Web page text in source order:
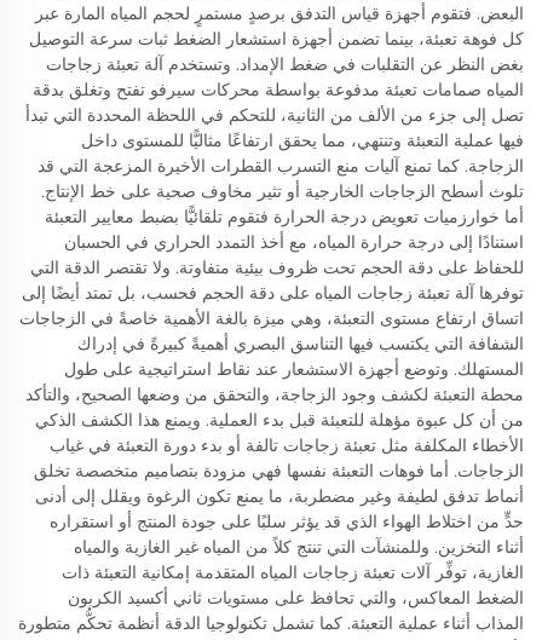
البعض. فتقوم أجهزة قياس التدفق برصدٍ مستمرٍ لحجم المياه المارة عبر
كل فوهة تعبئة، بينما تضمن أجهزة استشعار الضغط ثبات سرعة التوصيل
بغض النظر عن التقلبات في ضغط الإمداد. وتستخدم آلة تعبئة زجاجات
المياه صمامات تعبئة مدفوعة بواسطة محركات سيرفو تفتح وتغلق بدقة
تصل إلى جزء من الألف من الثانية، للتحكم في اللحظة المحددة التي تبدأ
فيها عملية التعبئة وتنتهي، مما يحقق ارتفاعًا مثاليًّا للمستوى داخل
الزجاجة. كما تمنع آليات منع التسرب القطرات الأخيرة المزعجة التي قد
تلوث أسطح الزجاجات الخارجية أو تثير مخاوف صحية على خط الإنتاج.
أما خوارزميات تعويض درجة الحرارة فتقوم تلقائيًّا بضبط معايير التعبئة
استنادًا إلى درجة حرارة المياه، مع أخذ التمدد الحراري في الحسبان
للحفاظ على دقة الحجم تحت ظروف بيئية متفاوتة. ولا تقتصر الدقة التي
توفرها آلة تعبئة زجاجات المياه على دقة الحجم فحسب، بل تمتد أيضًا إلى
اتساق ارتفاع مستوى التعبئة، وهي ميزة بالغة الأهمية خاصةً في الزجاجات
الشفافة التي يكتسب فيها التناسق البصري أهميةً كبيرةً في إدراك
المستهلك. وتوضع أجهزة الاستشعار عند نقاط استراتيجية على طول
محطة التعبئة لكشف وجود الزجاجة، والتحقق من وضعها الصحيح، والتأكد
من أن كل عبوة مؤهلة للتعبئة قبل بدء العملية. ويمنع هذا الكشف الذكي
الأخطاء المكلفة مثل تعبئة زجاجات تالفة أو بدء دورة التعبئة في غياب
الزجاجات. أما فوهات التعبئة نفسها فهي مزودة بتصاميم متخصصة تخلق
أنماط تدفق لطيفة وغير مضطربة، ما يمنع تكون الرغوة ويقلل إلى أدنى
حدٍّ من اختلاط الهواء الذي قد يؤثر سلبًا على جودة المنتج أو استقراره
أثناء التخزين. وللمنشآت التي تنتج كلاً من المياه غير الغازية والمياه
الغازية، توفِّر آلات تعبئة زجاجات المياه المتقدمة إمكانية التعبئة ذات
الضغط المعاكس، والتي تحافظ على مستويات ثاني أكسيد الكربون
المذاب أثناء عملية التعبئة. كما تشمل تكنولوجيا الدقة أنظمة تحكُّم متطورة